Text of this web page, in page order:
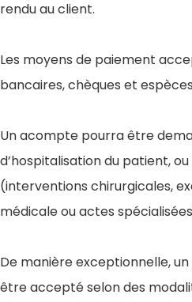
rendu au client.
Les moyens de paiement
bancaires, chèques et
Un acompte pourra être
d’hospitalisation du patient,
(interventions chirurgicales,
médicale ou actes
De manière exceptionnelle,
être accepté selon des